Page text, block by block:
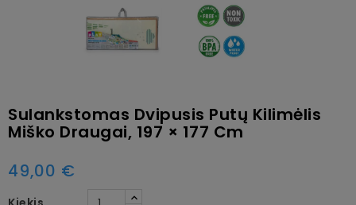
Sulankstomas Dvipusis Putų Kilimėlis
Miško Draugai, 197 × 177 Cm
49,00 €